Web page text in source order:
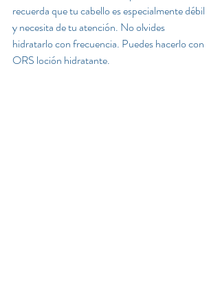
recuerda que tu cabello es especialmente débil
y necesita de tu atención. No olvides
hidratarlo con frecuencia. Puedes hacerlo con
ORS loción hidratante.